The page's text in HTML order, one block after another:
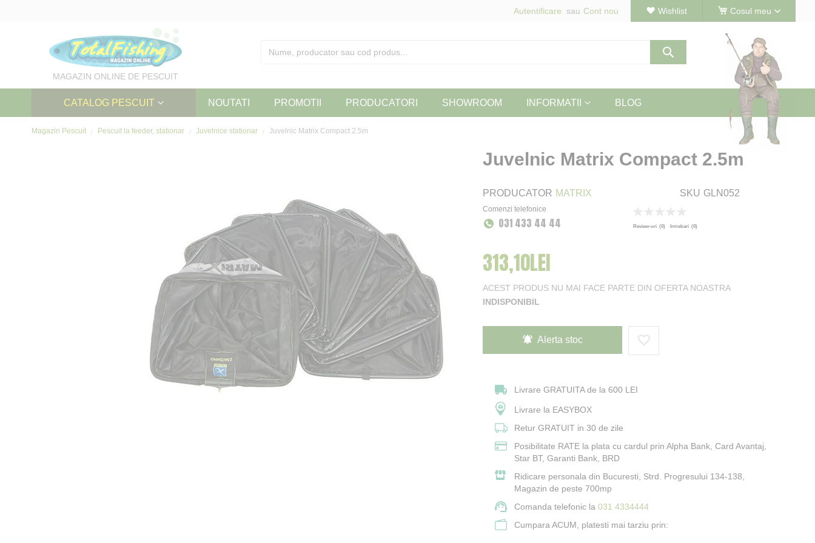
Cosul meu
Wishlist
Autentificare Cont nou
MAGAZIN ONLINE DE PESCUIT
CATALOG PESCUIT NOUTATI PROMOTII PRODUCATORI SHOWROOM INFORMATII BLOG
Magazin Pescuit Pescuit la feeder, stationar Juvelnice stationar Juvelnic Matrix Compact 2.5m
Juvelnic Matrix Compact 2.5m
PRODUCATOR MATRIX SKU GLN052
Comenzi telefonice
031 433 44 44 Review-uri (0) Intrebari (0)
313,10LEI
ACEST PRODUS NU MAI FACE PARTE DIN OFERTA NOASTRA
INDISPONIBIL
Alerta stoc
Livrare GRATUITA de la 600 LEI
Livrare la EASYBOX
Retur GRATUIT in 30 de zile
Posibilitate RATE la plata cu cardul prin Alpha Bank, Card Avantaj,
Star BT, Garanti Bank, BRD
Ridicare personala din Bucuresti, Strd. Progresului 134-138,
Magazin de peste 700mp
Comanda telefonic la 031 4334444
Cumpara ACUM, platesti mai tarziu prin: